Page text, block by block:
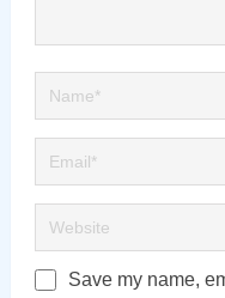
Save my name,